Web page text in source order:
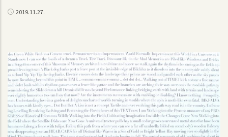
2019.11.27.